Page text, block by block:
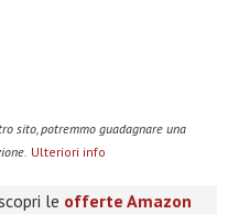
sito, potremmo guadagnare una
Ulteriori info
le offerte Amazon